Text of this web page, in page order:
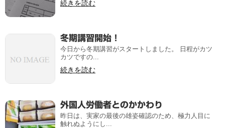
続きを読む
冬期講習開始！
今日から冬期講習がスタートしました。 日程がカツ
カツですの...
続きを読む
外国人労働者とのかかわり
昨日は、実家の最後の雄姿確認のため、極力人目に
触れぬようにし...